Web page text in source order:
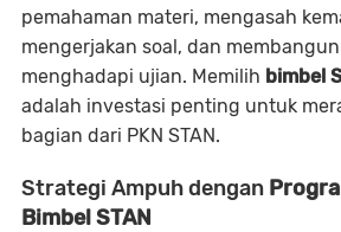
pemahaman materi, mengasah
mengerjakan soal, dan
menghadapi ujian. Memilih bimbel
adalah investasi penting untuk
bagian dari PKN STAN.
Strategi Ampuh dengan
Bimbel STAN